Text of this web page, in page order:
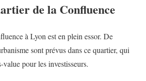
de la Confluence
à Lyon est en plein essor. De
sont prévus dans ce quartier, qui
pour les investisseurs.